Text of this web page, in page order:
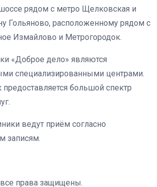
рядом с метро Щелковская и
Гольяново, расположенному рядом с
Измайлово и Метрогородок.
«Доброе дело» являются
специализированными центрами.
большой спектр
ведут приём согласно
записям.
права защищены.